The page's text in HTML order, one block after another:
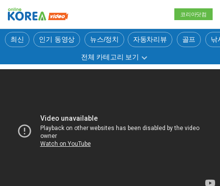
코리아닷컴
최신 인기 동영상 뉴스/정치 자동차리뷰 골프 낚
전체 카테고리 보기